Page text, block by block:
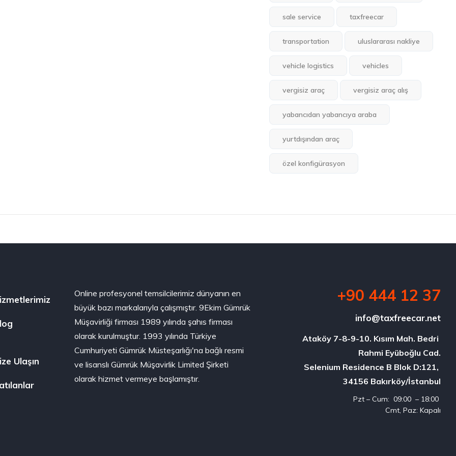
sale service taxfreecar
transportation uluslararası nakliye
vehicle logistics vehicles
vergisiz araç vergisiz araç alış
yabancıdan yabancıya araba
yurtdışından araç
özel konfigürasyon
Ulaşın
Online profesyonel temsilcilerimiz dünyanın en
büyük bazı markalarıyla çalışmıştır. 9Ekim Gümrük
Müşavirliği firması 1989 yılında şahıs firması
olarak kurulmuştur. 1993 yılında Türkiye
Cumhuriyeti Gümrük Müsteşarlığı'na bağlı resmi
ve lisanslı Gümrük Müşavirlik Limited Şirketi
olarak hizmet vermeye başlamıştır.
+90 444 12 37
info@taxfreecar.net
Ataköy 7-8-9-10. Kısım Mah. Bedri
Rahmi Eyüboğlu Cad.
Selenium Residence B Blok D:121,
34156 Bakırköy/İstanbul
Pzt – Cum: 09:00 – 18:00
Cmt, Paz: Kapalı